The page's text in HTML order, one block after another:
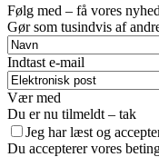
Følg med – få vores
Gør som tusindvis af
Indtast e-mail
Vær med
Du er nu tilmeldt – tak
Jeg har læst og
Du accepterer vores